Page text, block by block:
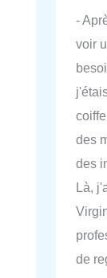
-
voir
des
des
Là,
de